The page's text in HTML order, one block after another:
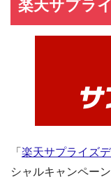
楽天サプラ
「 楽天サプライズ
シャルキャンペー